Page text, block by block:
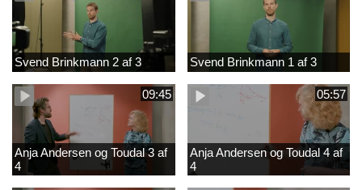
Svend Brinkmann 2 af 3 Svend Brinkmann 1 af 3
09:45
Anja Andersen og Toudal 3 af
4
05:57
Anja Andersen og Toudal 4 af
4